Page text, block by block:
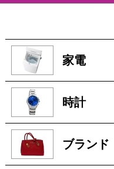
家電
時計
ブランド